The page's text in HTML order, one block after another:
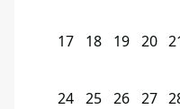
17 18 19 20
24 25 26 27